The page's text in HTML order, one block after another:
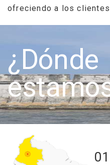
ofreciendo a los clientes
¿Dónde
01